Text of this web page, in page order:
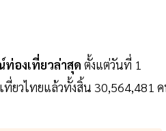
องเที่ยวล่าสุด ตั้งแต่วันที่ 1
ที่ยวไทยแล้วทั้งสิ้น 30,564,481